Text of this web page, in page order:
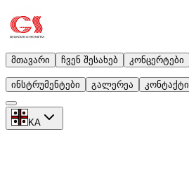
მთავარი ჩვენ შესახებ კონცერტები
ინსტრუმენტები გალერეა კონტაქტი
KA